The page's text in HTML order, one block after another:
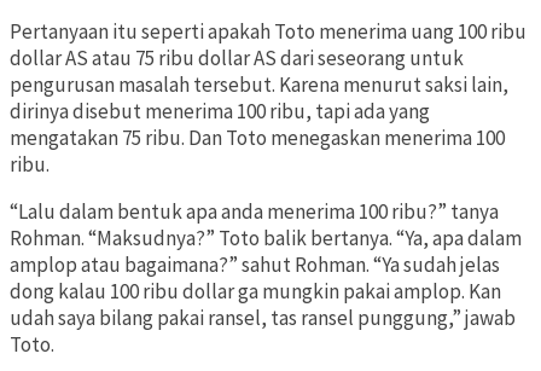
Pertanyaan itu seperti apakah Toto menerima uang 100 ribu
dollar AS atau 75 ribu dollar AS dari seseorang untuk
pengurusan masalah tersebut. Karena menurut saksi lain,
dirinya disebut menerima 100 ribu, tapi ada yang
mengatakan 75 ribu. Dan Toto menegaskan menerima 100
ribu.
“Lalu dalam bentuk apa anda menerima 100 ribu?” tanya
Rohman. “Maksudnya?” Toto balik bertanya. “Ya, apa dalam
amplop atau bagaimana?” sahut Rohman. “Ya sudah jelas
dong kalau 100 ribu dollar ga mungkin pakai amplop. Kan
udah saya bilang pakai ransel, tas ransel punggung,” jawab
Toto.